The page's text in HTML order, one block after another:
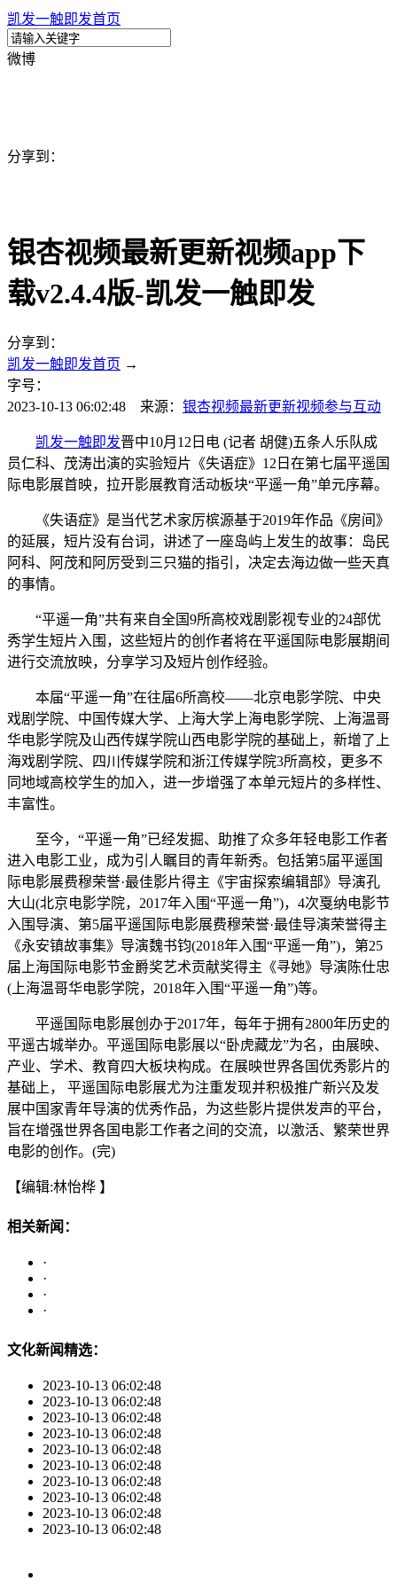
凯发一触即发首页
微博
分享到：
银杏视频最新更新视频app下
载v2.4.4版-凯发一触即发
分享到：
凯发一触即发首页 →
字号：
2023-10-13 06:02:48 来源： 银杏视频最新更新视频参与互动
凯发一触即发晋中10月12日电 (记者 胡健)五条人乐队成
员仁科、茂涛出演的实验短片《失语症》12日在第七届平遥国
际电影展首映，拉开影展教育活动板块“平遥一角”单元序幕。
《失语症》是当代艺术家厉槟源基于2019年作品《房间》
的延展，短片没有台词，讲述了一座岛屿上发生的故事：岛民
阿科、阿茂和阿厉受到三只猫的指引，决定去海边做一些天真
的事情。
“平遥一角”共有来自全国9所高校戏剧影视专业的24部优
秀学生短片入围，这些短片的创作者将在平遥国际电影展期间
进行交流放映，分享学习及短片创作经验。
本届“平遥一角”在往届6所高校——北京电影学院、中央
戏剧学院、中国传媒大学、上海大学上海电影学院、上海温哥
华电影学院及山西传媒学院山西电影学院的基础上，新增了上
海戏剧学院、四川传媒学院和浙江传媒学院3所高校，更多不
同地域高校学生的加入，进一步增强了本单元短片的多样性、
丰富性。
至今，“平遥一角”已经发掘、助推了众多年轻电影工作者
进入电影工业，成为引人瞩目的青年新秀。包括第5届平遥国
际电影展费穆荣誉·最佳影片得主《宇宙探索编辑部》导演孔
大山(北京电影学院，2017年入围“平遥一角”)，4次戛纳电影节
入围导演、第5届平遥国际电影展费穆荣誉·最佳导演荣誉得主
《永安镇故事集》导演魏书钧(2018年入围“平遥一角”)，第25
届上海国际电影节金爵奖艺术贡献奖得主《寻她》导演陈仕忠
(上海温哥华电影学院，2018年入围“平遥一角”)等。
平遥国际电影展创办于2017年，每年于拥有2800年历史的
平遥古城举办。平遥国际电影展以“卧虎藏龙”为名，由展映、
产业、学术、教育四大板块构成。在展映世界各国优秀影片的
基础上， 平遥国际电影展尤为注重发现并积极推广新兴及发
展中国家青年导演的优秀作品，为这些影片提供发声的平台，
旨在增强世界各国电影工作者之间的交流，以激活、繁荣世界
电影的创作。(完)
【编辑:林怡桦 】
相关新闻：
·
·
·
·
文化新闻精选：
2023-10-13 06:02:48
2023-10-13 06:02:48
2023-10-13 06:02:48
2023-10-13 06:02:48
2023-10-13 06:02:48
2023-10-13 06:02:48
2023-10-13 06:02:48
2023-10-13 06:02:48
2023-10-13 06:02:48
2023-10-13 06:02:48